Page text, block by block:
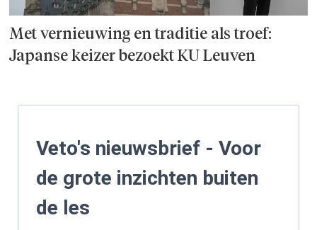
Met vernieuwing en traditie als troef:
Japanse keizer bezoekt KU Leuven
Veto's nieuwsbrief - Voor
de grote inzichten buiten
de les